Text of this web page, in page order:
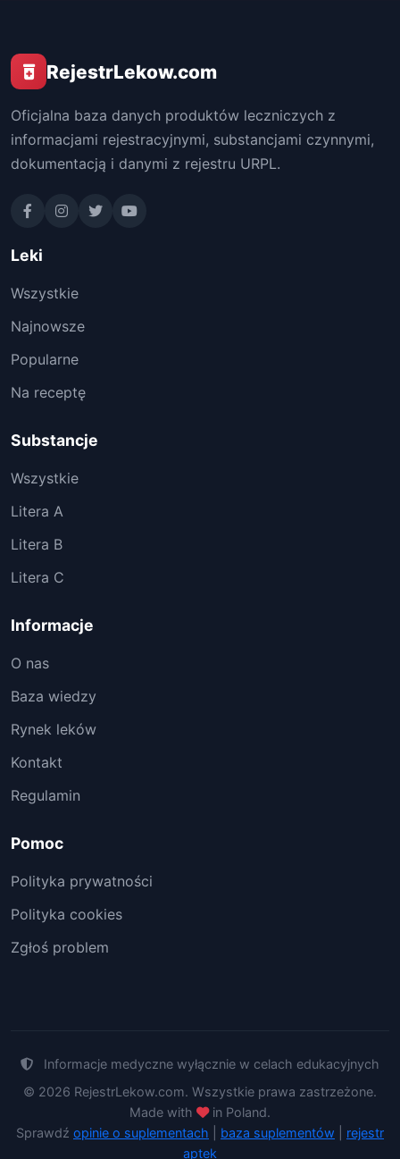
RejestrLekow.com
Oficjalna baza danych produktów leczniczych z
informacjami rejestracyjnymi, substancjami czynnymi,
dokumentacją i danymi z rejestru URPL.
Leki
Wszystkie
Najnowsze
Popularne
Na receptę
Substancje
Wszystkie
Litera A
Litera B
Litera C
Informacje
O nas
Baza wiedzy
Rynek leków
Kontakt
Regulamin
Pomoc
Polityka prywatności
Polityka cookies
Zgłoś problem
Informacje medyczne wyłącznie w celach edukacyjnych
© 2026 RejestrLekow.com. Wszystkie prawa zastrzeżone.
Made with
in Poland.
Sprawdź opinie o suplementach baza suplementów
rejestr
aptek